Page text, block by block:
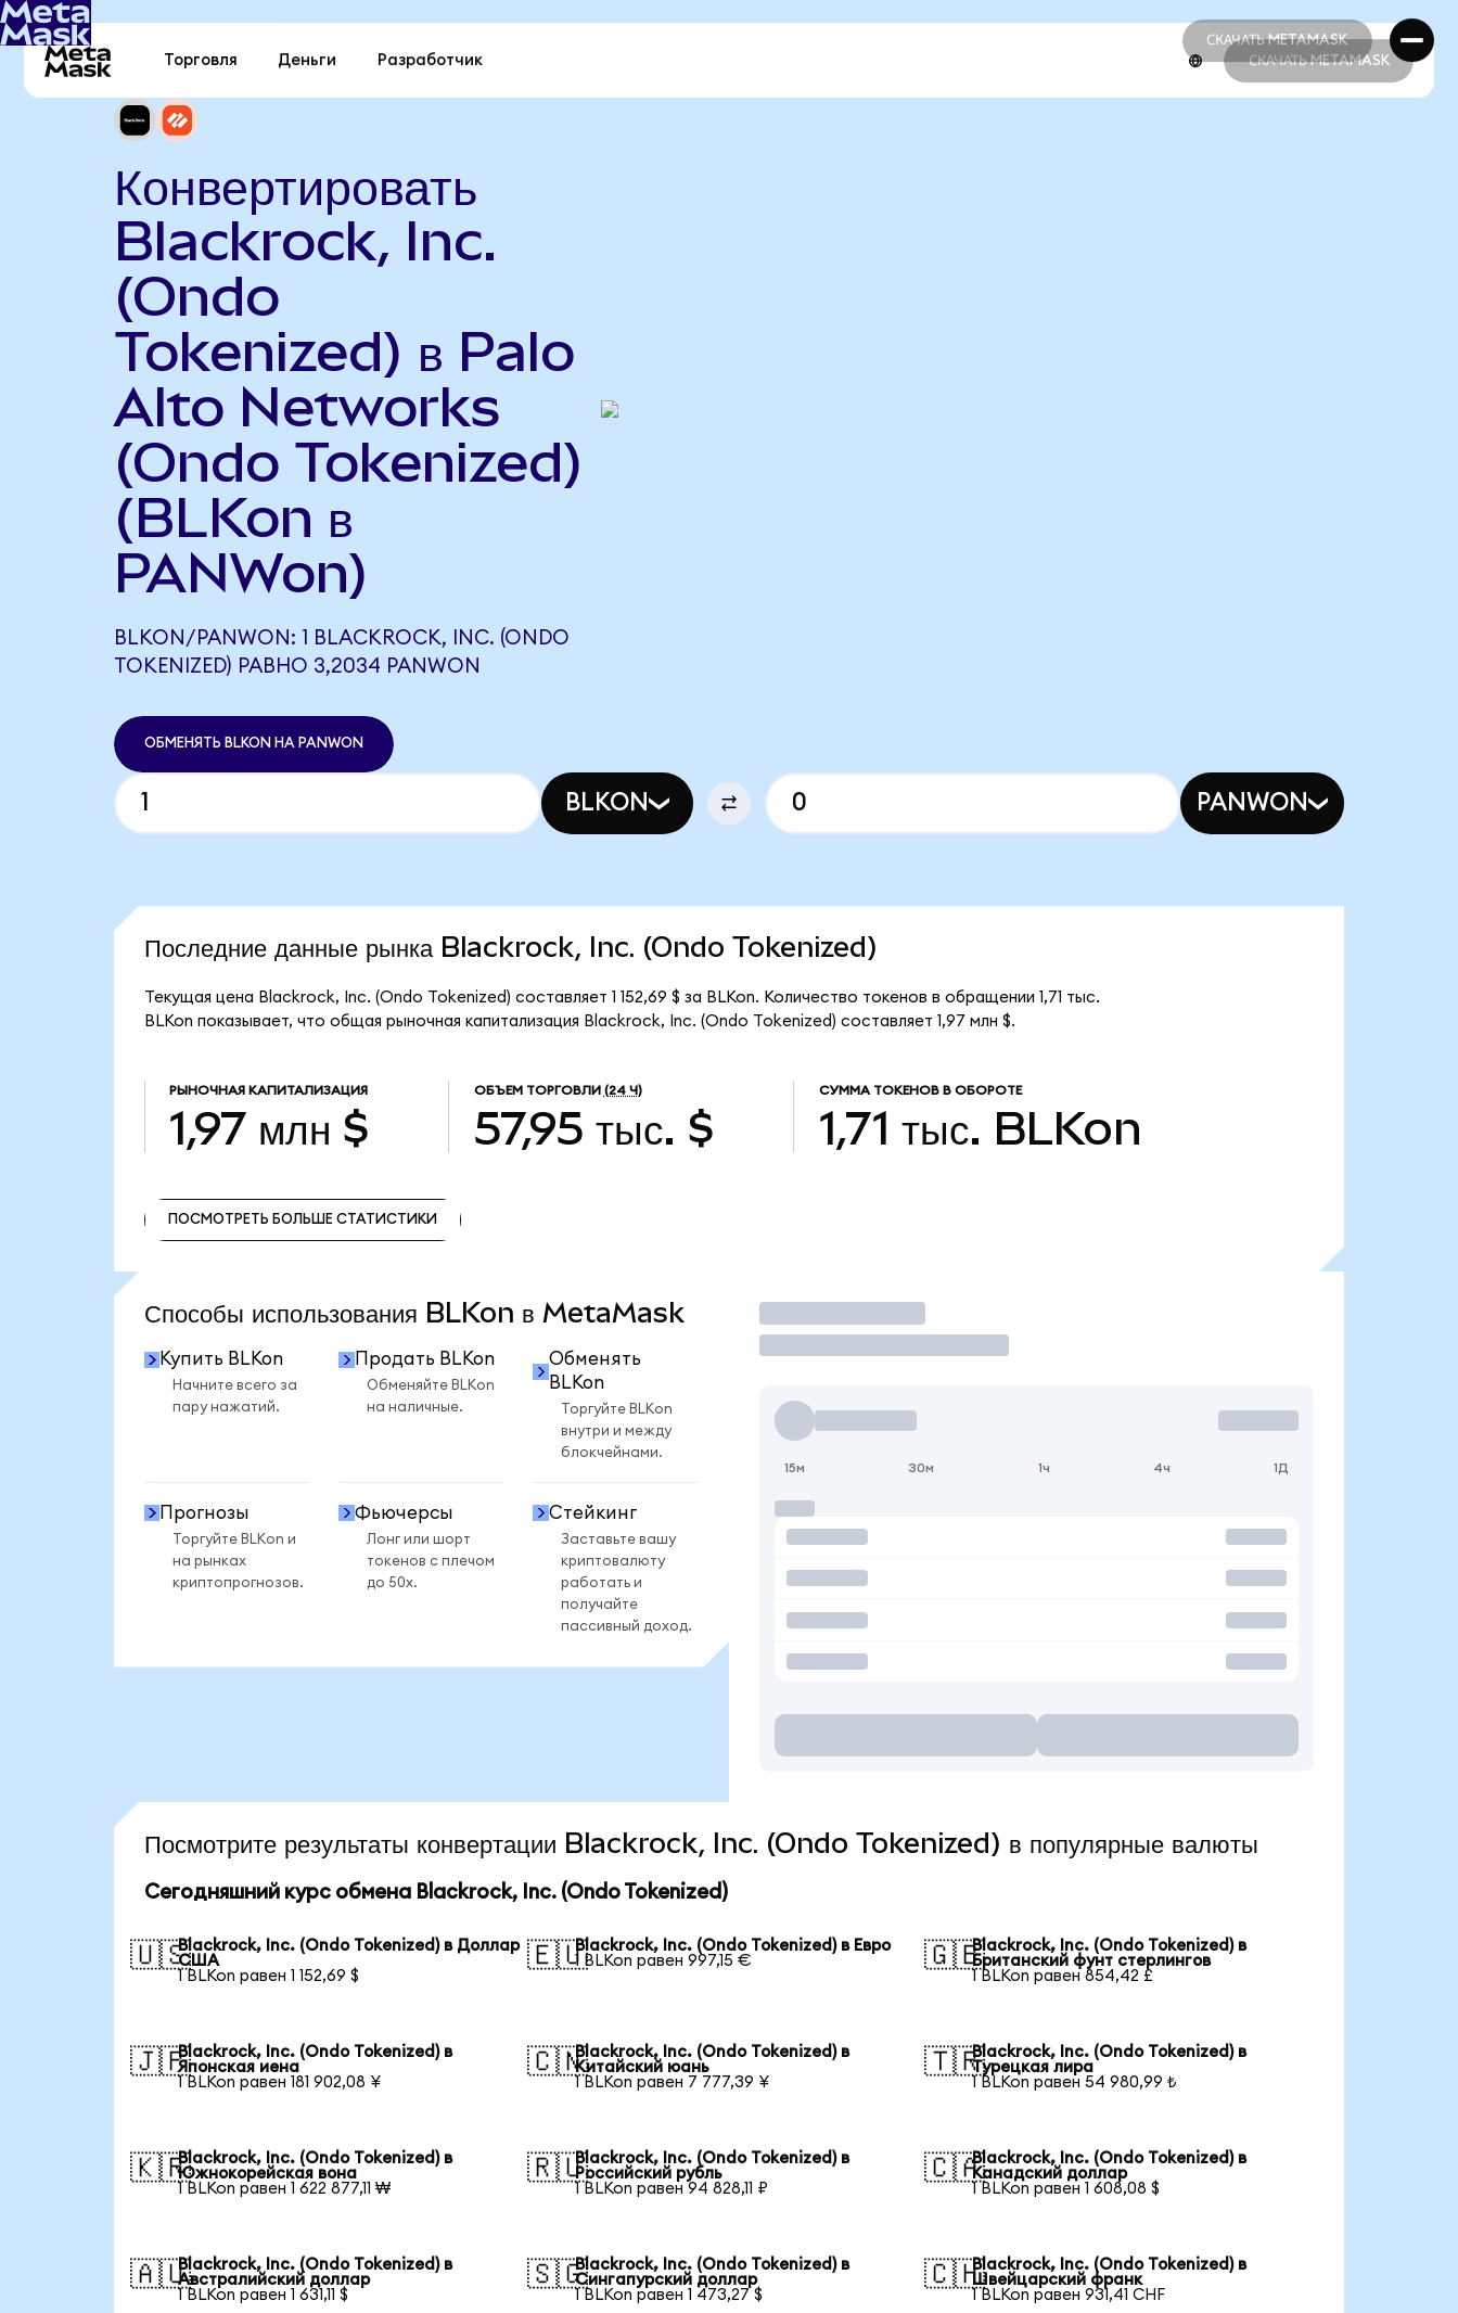
СКАЧАТЬ METAMASK
СКАЧАТЬ METAMASK
Торговля Деньги Разработчик СКАЧАТЬ METAMASK
Конвертировать
Blackrock, Inc.
(Ondo
Tokenized) в Palo
Alto Networks
(Ondo Tokenized)
(BLKon в
PANWon)
BLKON/PANWON: 1 BLACKROCK, INC. (ONDO
TOKENIZED) РАВНО 3,2034 PANWON
ОБМЕНЯТЬ BLKON НА PANWON
BLKON PANWON
Последние данные рынка Blackrock, Inc. (Ondo Tokenized)
Текущая цена Blackrock, Inc. (Ondo Tokenized) составляет 1 152,69 $ за BLKon. Количество токенов в обращении 1,71 тыс.
BLKon показывает, что общая рыночная капитализация Blackrock, Inc. (Ondo Tokenized) составляет 1,97 млн $.
РЫНОЧНАЯ КАПИТАЛИЗАЦИЯ
1,97 млн $
ОБЪЕМ ТОРГОВЛИ (24 Ч)
57,95 тыс. $
СУММА ТОКЕНОВ В ОБОРОТЕ
1,71 тыс. BLKon
ПОСМОТРЕТЬ БОЛЬШЕ СТАТИСТИКИ
Способы использования BLKon в MetaMask
Купить BLKon
Начните всего за
пару нажатий.
Продать BLKon
Обменяйте BLKon
на наличные.
Обменять
BLKon
Торгуйте BLKon
внутри и между
блокчейнами.
Прогнозы
Торгуйте BLKon и
на рынках
криптопрогнозов.
Фьючерсы
Лонг или шорт
токенов с плечом
до 50x.
Стейкинг
Заставьте вашу
криптовалюту
работать и
получайте
пассивный доход.
Торговать
15м 30м 1ч 4ч 1Д
Посмотрите результаты конвертации Blackrock, Inc. (Ondo Tokenized) в популярные валюты
Сегодняшний курс обмена Blackrock, Inc. (Ondo Tokenized)
🇺🇸Blackrock, Inc. (Ondo Tokenized) в Доллар
США
1 BLKon равен 1 152,69 $
🇪🇺Blackrock, Inc. (Ondo Tokenized) в Евро
1 BLKon равен 997,15 €
🇬🇧Blackrock, Inc. (Ondo Tokenized) в
Британский фунт стерлингов
1 BLKon равен 854,42 £
🇯🇵Blackrock, Inc. (Ondo Tokenized) в
Японская иена
1 BLKon равен 181 902,08 ¥
🇨🇳Blackrock, Inc. (Ondo Tokenized) в
Китайский юань
1 BLKon равен 7 777,39 ¥
🇹🇷Blackrock, Inc. (Ondo Tokenized) в
Турецкая лира
1 BLKon равен 54 980,99 ₺
🇰🇷Blackrock, Inc. (Ondo Tokenized) в
Южнокорейская вона
1 BLKon равен 1 622 877,11 ₩
🇷🇺Blackrock, Inc. (Ondo Tokenized) в
Российский рубль
1 BLKon равен 94 828,11 ₽
🇨🇦Blackrock, Inc. (Ondo Tokenized) в
Канадский доллар
1 BLKon равен 1 608,08 $
🇦🇺Blackrock, Inc. (Ondo Tokenized) в
Австралийский доллар
1 BLKon равен 1 631,11 $
🇸🇬Blackrock, Inc. (Ondo Tokenized) в
Сингапурский доллар
1 BLKon равен 1 473,27 $
🇨🇭Blackrock, Inc. (Ondo Tokenized) в
Швейцарский франк
1 BLKon равен 931,41 CHF